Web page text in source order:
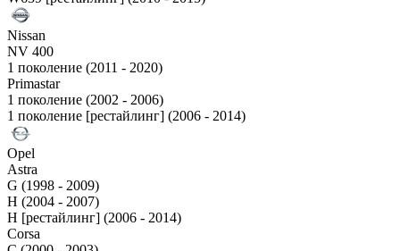
Nissan
NV 400
1 поколение (2011 - 2020)
Primastar
1 поколение (2002 - 2006)
1 поколение [рестайлинг] (2006 - 2014)
Opel
Astra
G (1998 - 2009)
H (2004 - 2007)
H [рестайлинг] (2006 - 2014)
Corsa